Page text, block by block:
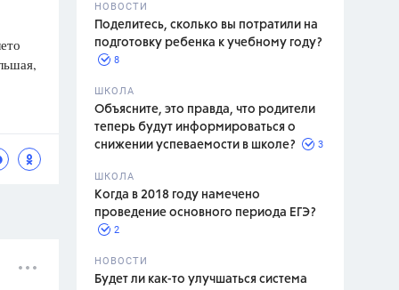
НОВОСТИ
Поделитесь, сколько вы потратили на
подготовку ребенка к учебному году?
8
ШКОЛА
Объясните, это правда, что родители
теперь будут информироваться о
снижении успеваемости в школе?
3
ШКОЛА
Когда в 2018 году намечено
проведение основного периода ЕГЭ?
2
НОВОСТИ
Будет ли как-то улучшаться система